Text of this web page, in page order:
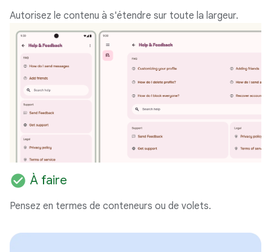
Autorisez le contenu à s'étendre sur toute la largeur.
check_circle À faire
Pensez en termes de conteneurs ou de volets.